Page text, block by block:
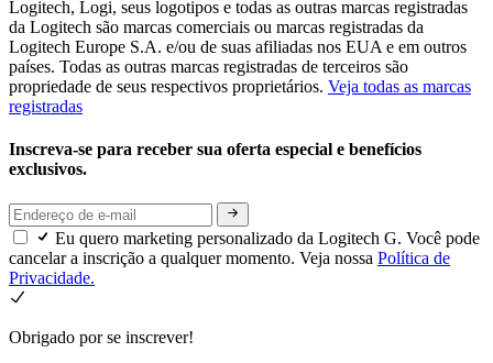
Logitech, Logi, seus logotipos e todas as outras marcas registradas
da Logitech são marcas comerciais ou marcas registradas da
Logitech Europe S.A. e/ou de suas afiliadas nos EUA e em outros
países. Todas as outras marcas registradas de terceiros são
propriedade de seus respectivos proprietários. Veja todas as marcas
registradas
Inscreva-se para receber sua oferta especial e benefícios
exclusivos.
Eu quero marketing personalizado da Logitech G. Você pode
cancelar a inscrição a qualquer momento. Veja nossa Política de
Privacidade.
Obrigado por se inscrever!